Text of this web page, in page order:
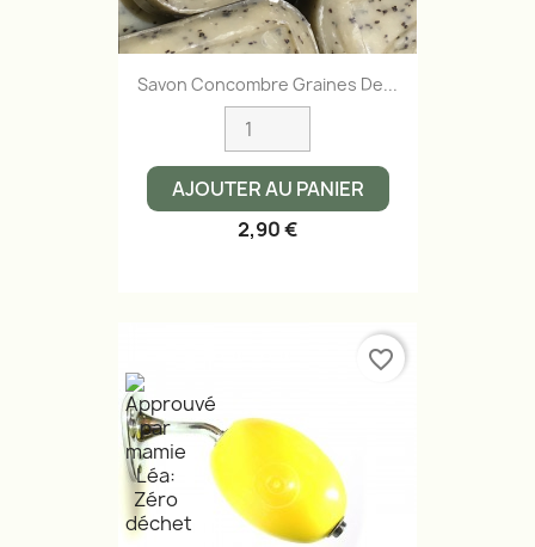
Savon Concombre Graines De...
AJOUTER AU PANIER
2,90 €
favorite_border